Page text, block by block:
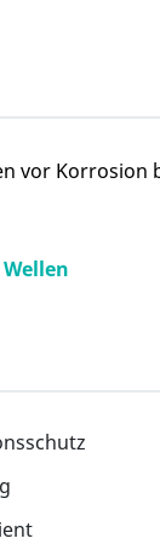
vor Korrosion